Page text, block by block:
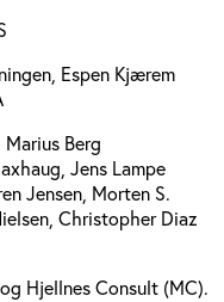
Espen Kjærem
Marius Berg
Jens Lampe
Jensen, Morten S.
Christopher Diaz
Hjellnes Consult (MC).